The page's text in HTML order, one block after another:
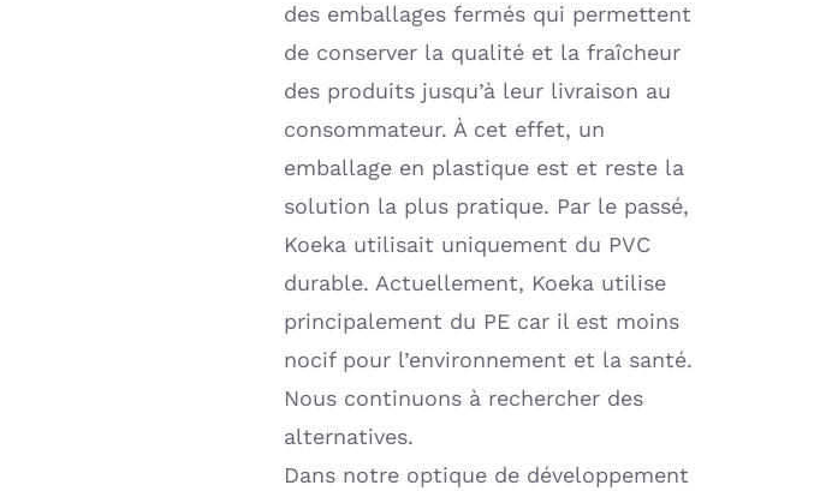
des emballages fermés qui permettent
de conserver la qualité et la fraîcheur
des produits jusqu’à leur livraison au
consommateur. À cet effet, un
emballage en plastique est et reste la
solution la plus pratique. Par le passé,
Koeka utilisait uniquement du PVC
durable. Actuellement, Koeka utilise
principalement du PE car il est moins
nocif pour l’environnement et la santé.
Nous continuons à rechercher des
alternatives.
Dans notre optique de développement